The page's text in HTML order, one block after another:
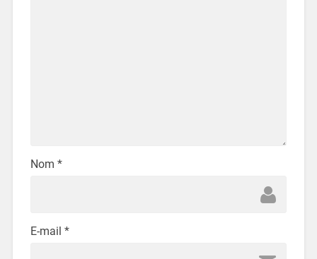
Nom *
E-mail *